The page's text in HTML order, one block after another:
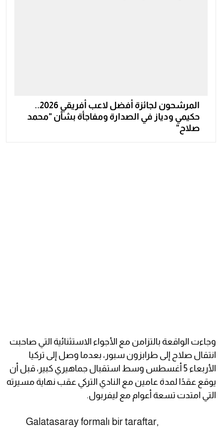
المرشحون لجائزة أفضل لاعب أفريقي 2026..
حكيمي ودياز في الصدارة ومفاجأة بشأن "محمد
صلاح"
وجاءت الواقعة بالتزامن مع الأجواء الاستثنائية التي صاحبت
انتقال صلاح إلى طرابزون سبور، بعدما وصل إلى تركيا
الأربعاء 5 أغسطس وسط استقبال جماهيري كبير، قبل أن
يوقع عقدًا لمدة عامين مع النادي التركي عقب نهاية مسيرته
التي امتدت تسعة أعوام مع ليفربول.
Galatasaray formalı bir taraftar,